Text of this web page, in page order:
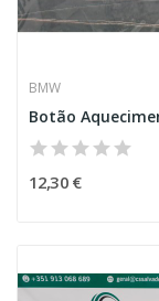
BMW
12,30 €